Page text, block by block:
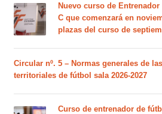
Nuevo curso de
C que comenzará en
plazas del curso de
Circular nº. 5 – Normas generales de
territoriales de fútbol sala 2026-2027
Curso de entrenador de